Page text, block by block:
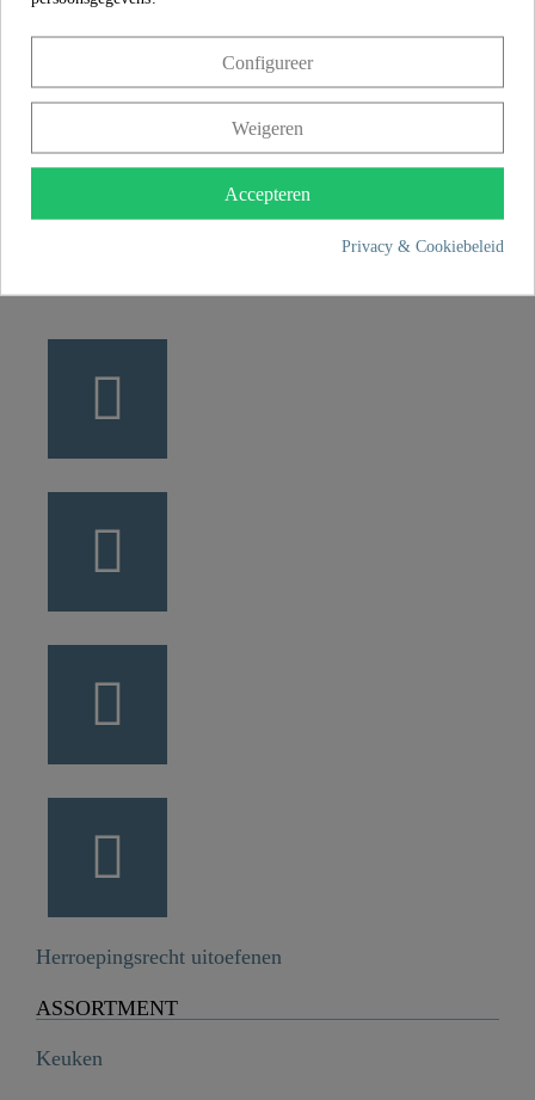
CONTACT
Franz Joseph Schütte GmbH
Hullerweg 1
Herroepingsrecht uitoefenen
ASSORTMENT
Keuken
Configureer
Weigeren
Accepteren
Privacy & Cookiebeleid